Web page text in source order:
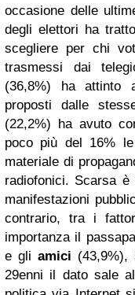
occasione delle
degli elettori ha
scegliere per chi
trasmessi dai
(36,8%) ha attinto
proposti dalle
(22,2%) ha avuto
poco più del 16%
materiale di
radiofonici. Scarsa
manifestazioni
contrario, tra i
importanza il
e gli amici
29enni il dato sale